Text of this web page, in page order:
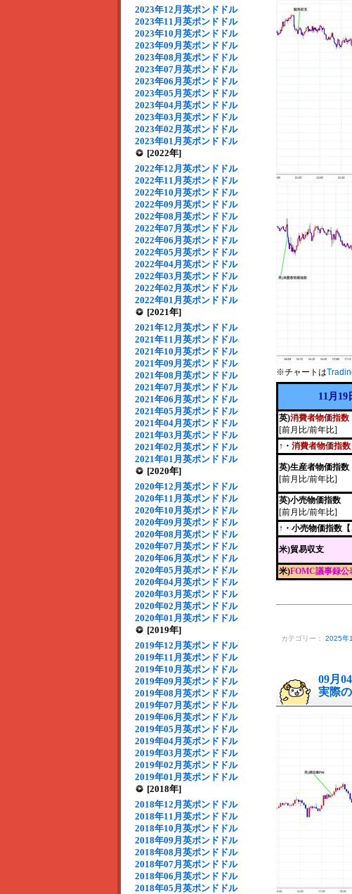
2023年12月英ポンドドル
2023年11月英ポンドドル
2023年10月英ポンドドル
2023年09月英ポンドドル
2023年08月英ポンドドル
2023年07月英ポンドドル
2023年06月英ポンドドル
2023年05月英ポンドドル
2023年04月英ポンドドル
2023年03月英ポンドドル
2023年02月英ポンドドル
2023年01月英ポンドドル
[2022年]
2022年12月英ポンドドル
2022年11月英ポンドドル
2022年10月英ポンドドル
2022年09月英ポンドドル
2022年08月英ポンドドル
2022年07月英ポンドドル
2022年06月英ポンドドル
2022年05月英ポンドドル
2022年04月英ポンドドル
2022年03月英ポンドドル
2022年02月英ポンドドル
2022年01月英ポンドドル
[2021年]
2021年12月英ポンドドル
2021年11月英ポンドドル
2021年10月英ポンドドル
2021年09月英ポンドドル
2021年08月英ポンドドル
2021年07月英ポンドドル
2021年06月英ポンドドル
2021年05月英ポンドドル
2021年04月英ポンドドル
2021年03月英ポンドドル
2021年02月英ポンドドル
2021年01月英ポンドドル
[2020年]
2020年12月英ポンドドル
2020年11月英ポンドドル
2020年10月英ポンドドル
2020年09月英ポンドドル
2020年08月英ポンドドル
2020年07月英ポンドドル
2020年06月英ポンドドル
2020年05月英ポンドドル
2020年04月英ポンドドル
2020年03月英ポンドドル
2020年02月英ポンドドル
2020年01月英ポンドドル
[2019年]
2019年12月英ポンドドル
2019年11月英ポンドドル
2019年10月英ポンドドル
2019年09月英ポンドドル
2019年08月英ポンドドル
2019年07月英ポンドドル
2019年06月英ポンドドル
2019年05月英ポンドドル
2019年04月英ポンドドル
2019年03月英ポンドドル
2019年02月英ポンドドル
2019年01月英ポンドドル
[2018年]
2018年12月英ポンドドル
2018年11月英ポンドドル
2018年10月英ポンドドル
2018年09月英ポンドドル
2018年08月英ポンドドル
2018年07月英ポンドドル
2018年06月英ポンドドル
2018年05月英ポンドドル
※チャートは
11月
英)消費者物価指数
[前月比/前年比]
↑・ 消費者物価指数
英)生産者物価指数
[前月比/前年比]
英)小売物価指数
[前月比/前年比]
↑・小売物価指数【
米)貿易収支
米)FOMC議事録公
カテゴリー： 2025年
09月
実際